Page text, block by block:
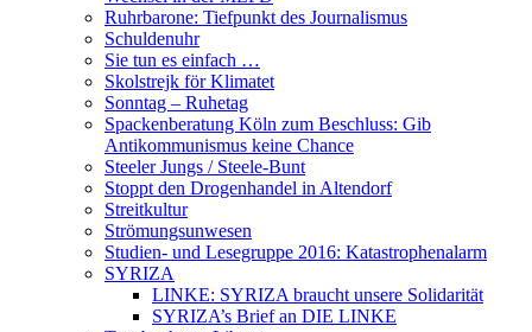
Ruhrbarone: Tiefpunkt des Journalismus
Schuldenuhr
Sie tun es einfach …
Skolstrejk för Klimatet
Sonntag – Ruhetag
Spackenberatung Köln zum Beschluss: Gib
Antikommunismus keine Chance
Steeler Jungs / Steele-Bunt
Stoppt den Drogenhandel in Altendorf
Streitkultur
Strömungsunwesen
Studien- und Lesegruppe 2016: Katastrophenalarm
SYRIZA
LINKE: SYRIZA braucht unsere Solidarität
SYRIZA’s Brief an DIE LINKE